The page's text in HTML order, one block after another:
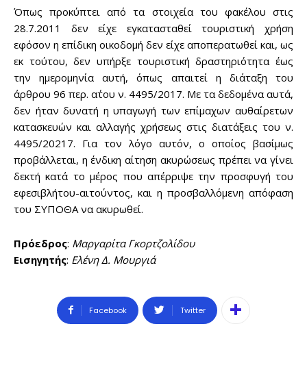
Όπως προκύπτει από τα στοιχεία του φακέλου στις
28.7.2011 δεν είχε εγκατασταθεί τουριστική χρήση
εφόσον η επίδικη οικοδομή δεν είχε αποπερατωθεί και, ως
εκ τούτου, δεν υπήρξε τουριστική δραστηριότητα έως
την ημερομηνία αυτή, όπως απαιτεί η διάταξη του
άρθρου 96 περ. α΄του ν. 4495/2017. Με τα δεδομένα αυτά,
δεν ήταν δυνατή η υπαγωγή των επίμαχων αυθαίρετων
κατασκευών και αλλαγής χρήσεως στις διατάξεις του ν.
4495/20217. Για τον λόγο αυτόν, ο οποίος βασίμως
προβάλλεται, η ένδικη αίτηση ακυρώσεως πρέπει να γίνει
δεκτή κατά το μέρος που απέρριψε την προσφυγή του
εφεσιβλήτου-αιτούντος, και η προσβαλλόμενη απόφαση
του ΣΥΠΟΘΑ να ακυρωθεί.
Πρόεδρος: Μαργαρίτα Γκορτζολίδου
Εισηγητής: Ελένη Δ. Μουργιά
Facebook Twitter